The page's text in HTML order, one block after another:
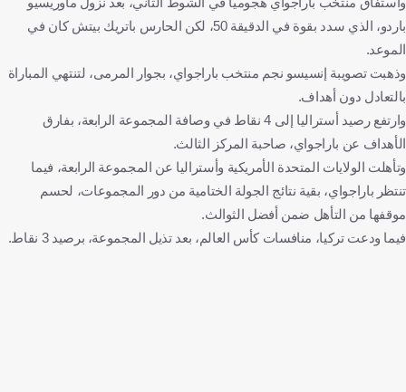
باردو، الذي سدد بقوة في الدقيقة 50، لكن الحارس باتريك بيتش كان في
الموعد.
وذهبت تصويبة إنسيسو نجم منتخب باراجواي، بجوار المرمى، لتنتهي المباراة
بالتعادل دون أهداف.
وارتفع رصيد أستراليا إلى 4 نقاط في وصافة المجموعة الرابعة، بفارق
الأهداف عن باراجواي، صاحبة المركز الثالث.
وتأهلت الولايات المتحدة الأمريكية وأستراليا عن المجموعة الرابعة، فيما
تنتظر باراجواي، بقية نتائج الجولة الختامية من دور المجموعات، لحسم
موقفها من التأهل ضمن أفضل الثوالث.
فيما ودعت تركيا، منافسات كأس العالم، بعد تذيل المجموعة، برصيد 3 نقاط.